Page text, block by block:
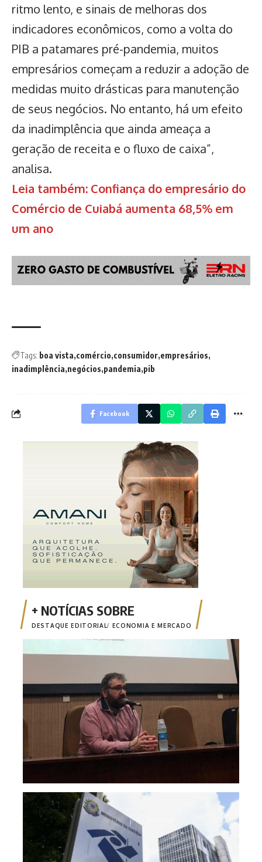
ritmo lento, e sinais de melhoras dos
indicadores econômicos, como a volta do
PIB a patamares pré-pandemia, muitos
empresários começam a reduzir a adoção de
medidas muito drásticas para manutenção
de seus negócios. No entanto, há um efeito
da inadimplência que ainda ameaça a
geração de receita e o fluxo de caixa”,
analisa.
Leia também: Confiança do empresário do
Comércio de Cuiabá aumenta 68,5% em
um ano
Tags: boa vista comércio consumidor empresários
inadimplência negócios pandemia pib
Facebook
DESTAQUE EDITORIAL ECONOMIA E MERCADO